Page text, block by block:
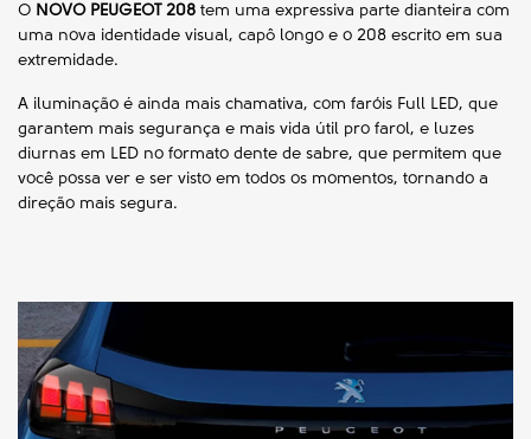
O NOVO PEUGEOT 208 tem uma expressiva parte dianteira com
uma nova identidade visual, capô longo e o 208 escrito em sua
extremidade.
A iluminação é ainda mais chamativa, com faróis Full LED, que
garantem mais segurança e mais vida útil pro farol, e luzes
diurnas em LED no formato dente de sabre, que permitem que
você possa ver e ser visto em todos os momentos, tornando a
direção mais segura.